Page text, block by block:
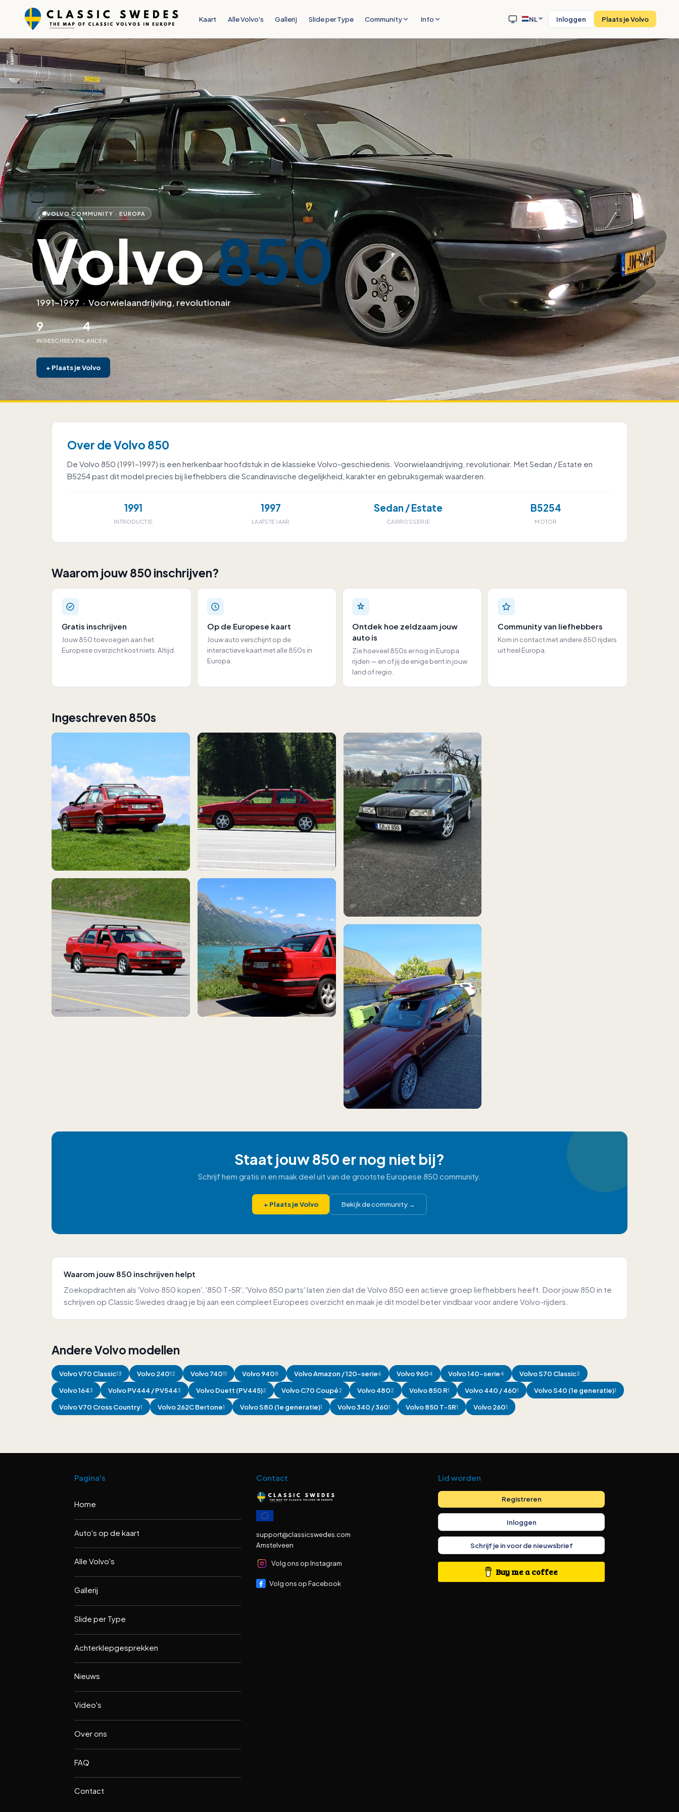
Kaart Alle Volvo's Gallerij Slide per Type Community Info NL Inloggen Plaats je Volvo
VOLVO COMMUNITY · EUROPA
Volvo850
1991–1997 · Voorwielaandrijving, revolutionair
9
INGESCHREVEN
4
LANDEN
+ Plaats je Volvo
Over de Volvo 850
De Volvo 850 (1991–1997) is een herkenbaar hoofdstuk in de klassieke Volvo-geschiedenis. Voorwielaandrijving, revolutionair. Met Sedan / Estate en
B5254 past dit model precies bij liefhebbers die Scandinavische degelijkheid, karakter en gebruiksgemak waarderen.
1991
INTRODUCTIE
1997
LAATSTE JAAR
Sedan / Estate
CARROSSERIE
B5254
MOTOR
Waarom jouw 850 inschrijven?
Gratis inschrijven
Jouw 850 toevoegen aan het
Europese overzicht kost niets. Altijd.
Op de Europese kaart
Jouw auto verschijnt op de
interactieve kaart met alle 850s in
Europa.
Ontdek hoe zeldzaam jouw
auto is
Zie hoeveel 850s er nog in Europa
rijden — en of jij de enige bent in jouw
land of regio.
Community van liefhebbers
Kom in contact met andere 850 rijders
uit heel Europa.
Ingeschreven 850s
Staat jouw 850 er nog niet bij?
Schrijf hem gratis in en maak deel uit van de grootste Europese 850 community.
+ Plaats je Volvo Bekijk de community→
Waarom jouw 850 inschrijven helpt
Zoekopdrachten als 'Volvo 850 kopen', '850 T-5R', 'Volvo 850 parts' laten zien dat de Volvo 850 een actieve groep liefhebbers heeft. Door jouw 850 in te
schrijven op Classic Swedes draag je bij aan een compleet Europees overzicht en maak je dit model beter vindbaar voor andere Volvo-rijders.
Andere Volvo modellen
VolvoV70 Classic13 Volvo24012 Volvo74011 Volvo9408 VolvoAmazon / 120-serie6 Volvo9604 Volvo140-serie4 VolvoS70 Classic3
Volvo1643 VolvoPV444 / PV5443 VolvoDuett (PV445)2 VolvoC70 Coupé2 Volvo4802 Volvo850 R1 Volvo440 / 4601 VolvoS40 (1e generatie)1
VolvoV70 Cross Country1 Volvo262C Bertone1 VolvoS80 (1e generatie)1 Volvo340 / 3601 Volvo850 T-5R1 Volvo2601
Pagina's
Home
Auto's op de kaart
Alle Volvo's
Gallerij
Slide per Type
Achterklepgesprekken
Nieuws
Video's
Over ons
FAQ
Contact
Contact
support@classicswedes.com
Amstelveen
Volg ons op Instagram
Volg ons op Facebook
Lid worden
Registreren
Inloggen
Schrijf je in voor de nieuwsbrief
Buy me a coffee